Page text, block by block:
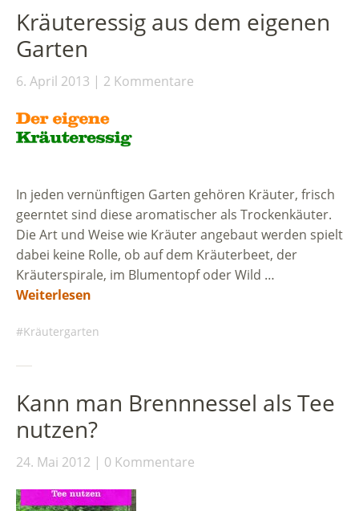
Kräuteressig aus dem eigenen
Garten
6. April 2013 2 Kommentare
In jeden vernünftigen Garten gehören Kräuter, frisch
geerntet sind diese aromatischer als Trockenkäuter.
Die Art und Weise wie Kräuter angebaut werden spielt
dabei keine Rolle, ob auf dem Kräuterbeet, der
Kräuterspirale, im Blumentopf oder Wild …
Weiterlesen
Kräutergarten
Kann man Brennnessel als Tee
nutzen?
24. Mai 2012 0 Kommentare